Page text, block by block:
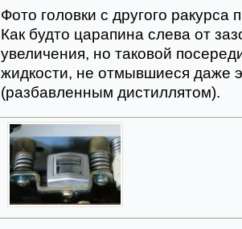
Фото головки с другого ракурса
Как будто царапина слева от
увеличения, но таковой
жидкости, не отмывшиеся даже
(разбавленным дистиллятом).